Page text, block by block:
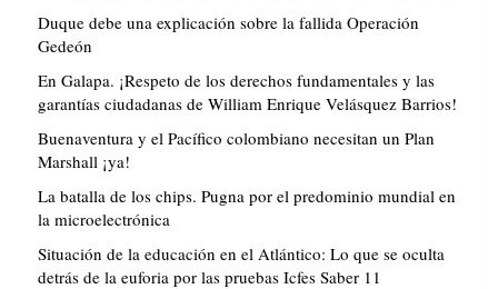
Duque debe una explicación sobre la fallida Operación
Gedeón
En Galapa. ¡Respeto de los derechos fundamentales y las
garantías ciudadanas de William Enrique Velásquez Barrios!
Buenaventura y el Pacífico colombiano necesitan un Plan
Marshall ¡ya!
La batalla de los chips. Pugna por el predominio mundial en
la microelectrónica
Situación de la educación en el Atlántico: Lo que se oculta
detrás de la euforia por las pruebas Icfes Saber 11